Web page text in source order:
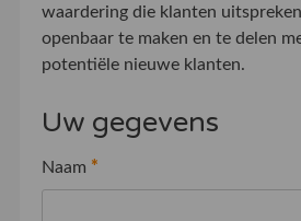
waardering die klanten
openbaar te maken en te delen
potentiële nieuwe klanten.
Uw gegevens
Naam *